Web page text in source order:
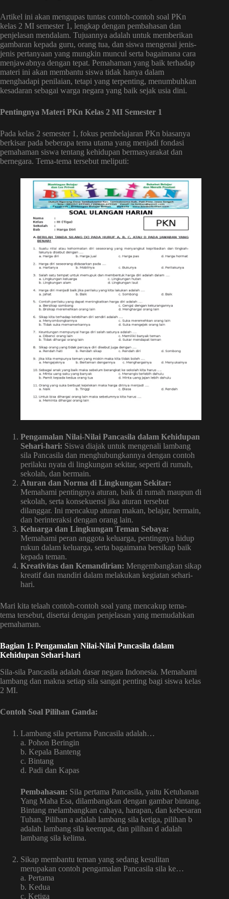
Artikel ini akan mengupas tuntas contoh-contoh soal PKn
kelas 2 MI semester 1, lengkap dengan pembahasan dan
penjelasan mendalam. Tujuannya adalah untuk memberikan
gambaran kepada guru, orang tua, dan siswa mengenai jenis-
jenis pertanyaan yang mungkin muncul serta bagaimana cara
menjawabnya dengan tepat. Pemahaman yang baik terhadap
materi ini akan membantu siswa tidak hanya dalam
menghadapi penilaian, tetapi yang terpenting, menumbuhkan
kesadaran sebagai warga negara yang baik sejak usia dini.
Pentingnya Materi PKn Kelas 2 MI Semester 1
Pada kelas 2 semester 1, fokus pembelajaran PKn biasanya
berkisar pada beberapa tema utama yang menjadi fondasi
pemahaman siswa tentang kehidupan bermasyarakat dan
bernegara. Tema-tema tersebut meliputi:
Pengamalan Nilai-Nilai Pancasila dalam Kehidupan
Sehari-hari: Siswa diajak untuk mengenali lambang
sila Pancasila dan menghubungkannya dengan contoh
perilaku nyata di lingkungan sekitar, seperti di rumah,
sekolah, dan bermain.
Aturan dan Norma di Lingkungan Sekitar:
Memahami pentingnya aturan, baik di rumah maupun di
sekolah, serta konsekuensi jika aturan tersebut
dilanggar. Ini mencakup aturan makan, belajar, bermain,
dan berinteraksi dengan orang lain.
Keluarga dan Lingkungan Teman Sebaya:
Memahami peran anggota keluarga, pentingnya hidup
rukun dalam keluarga, serta bagaimana bersikap baik
kepada teman.
Kreativitas dan Kemandirian: Mengembangkan sikap
kreatif dan mandiri dalam melakukan kegiatan sehari-
hari.
Mari kita telaah contoh-contoh soal yang mencakup tema-
tema tersebut, disertai dengan penjelasan yang memudahkan
pemahaman.
Bagian 1: Pengamalan Nilai-Nilai Pancasila dalam
Kehidupan Sehari-hari
Sila-sila Pancasila adalah dasar negara Indonesia. Memahami
lambang dan makna setiap sila sangat penting bagi siswa kelas
2 MI.
Contoh Soal Pilihan Ganda:
Lambang sila pertama Pancasila adalah…
a. Pohon Beringin
b. Kepala Banteng
c. Bintang
d. Padi dan Kapas
Pembahasan: Sila pertama Pancasila, yaitu Ketuhanan
Yang Maha Esa, dilambangkan dengan gambar bintang.
Bintang melambangkan cahaya, harapan, dan kebesaran
Tuhan. Pilihan a adalah lambang sila ketiga, pilihan b
adalah lambang sila keempat, dan pilihan d adalah
lambang sila kelima.
Sikap membantu teman yang sedang kesulitan
merupakan contoh pengamalan Pancasila sila ke…
a. Pertama
b. Kedua
c. Ketiga